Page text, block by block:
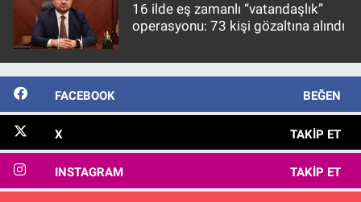
16 ilde eş zamanlı “vatandaşlık”
operasyonu: 73 kişi gözaltına alındı
FACEBOOK BEĞEN
X TAKIP ET
INSTAGRAM TAKIP ET